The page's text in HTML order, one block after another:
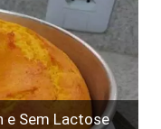
e Sem Lactose